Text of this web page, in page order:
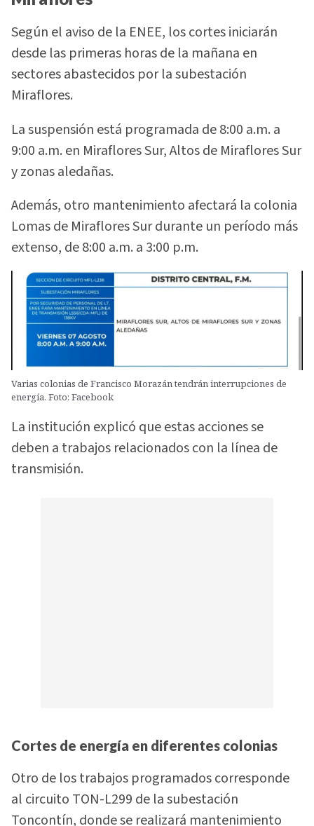
Según el aviso de la ENEE, los cortes iniciarán
desde las primeras horas de la mañana en
sectores abastecidos por la subestación
Miraflores.
La suspensión está programada de 8:00 a.m. a
9:00 a.m. en Miraflores Sur, Altos de Miraflores Sur
y zonas aledañas.
Además, otro mantenimiento afectará la colonia
Lomas de Miraflores Sur durante un período más
extenso, de 8:00 a.m. a 3:00 p.m.
Varias colonias de Francisco Morazán tendrán interrupciones de
energía. Foto: Facebook
La institución explicó que estas acciones se
deben a trabajos relacionados con la línea de
transmisión.
Cortes de energía en diferentes colonias
Otro de los trabajos programados corresponde
al circuito TON-L299 de la subestación
Toncontín, donde se realizará mantenimiento